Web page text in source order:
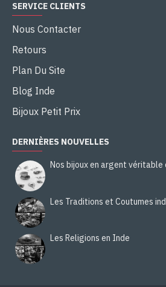
SERVICE CLIENTS
Nous Contacter
Retours
Plan Du Site
Blog Inde
Bijoux Petit Prix
DERNIÈRES NOUVELLES
Nos bijoux en argent
Les Traditions et Coutumes
Les Religions en Inde